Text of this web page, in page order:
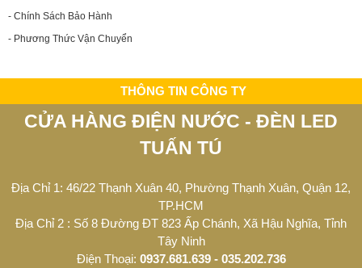
- Chính Sách Bảo Hành
- Phương Thức Vận Chuyển
THÔNG TIN CÔNG TY
CỬA HÀNG ĐIỆN NƯỚC - ĐÈN LED
TUẤN TÚ
Địa Chỉ 1: 46/22 Thạnh Xuân 40, Phường Thạnh Xuân, Quận 12,
TP.HCM
Địa Chỉ 2 : Số 8 Đường ĐT 823 Ấp Chánh, Xã Hậu Nghĩa, Tỉnh
Tây Ninh
Điện Thoại: 0937.681.639 - 035.202.736